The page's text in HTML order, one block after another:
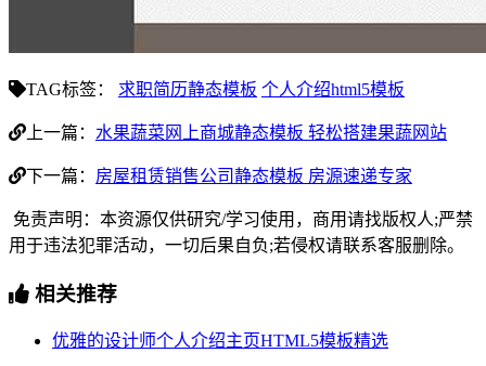
TAG标签： 求职简历静态模板 个人介绍html5模板
上一篇： 水果蔬菜网上商城静态模板 轻松搭建果蔬网站
下一篇： 房屋租赁销售公司静态模板 房源速递专家
免责声明：本资源仅供研究/学习使用，商用请找版权人;严禁
用于违法犯罪活动，一切后果自负;若侵权请联系客服删除。
相关推荐
优雅的设计师个人介绍主页HTML5模板精选